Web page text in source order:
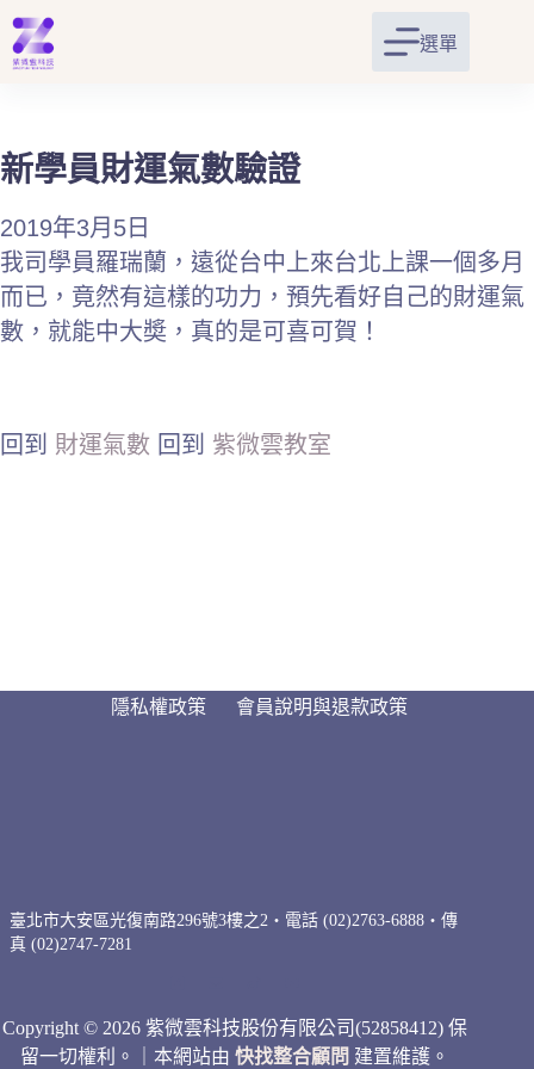
跳
至
主
容
選單
新學員財運氣數驗證
2019年3月5日
我司學員羅瑞蘭，遠從台中上來台北上課一個多月
而已，竟然有這樣的功力，預先看好自己的財運氣
數，就能中大奬，真的是可喜可賀！
回到 財運氣數 回到 紫微雲教室
隱私權政策 會員說明與退款政策
臺北市大安區光復南路296號3樓之2・電話 (02)2763-6888・傳
真 (02)2747-7281
Copyright © 2026 紫微雲科技股份有限公司(52858412) 保
留一切權利。｜本網站由快找整合顧問 建置維護。